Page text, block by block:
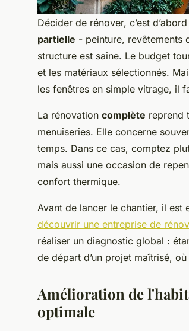
Décider de rénover, c’est
partielle - peinture, revêtements
structure est saine. Le budget
et les matériaux sélectionnés.
les fenêtres en simple vitrage, il
La rénovation complète reprend
menuiseries. Elle concerne
temps. Dans ce cas, comptez
mais aussi une occasion de
confort thermique.
Avant de lancer le chantier, il est
découvrir une entreprise de
réaliser un diagnostic global :
de départ d’un projet maîtrisé,
Amélioration de
optimale